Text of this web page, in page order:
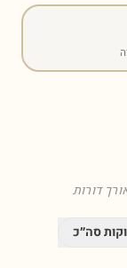
דורות
סה״כ